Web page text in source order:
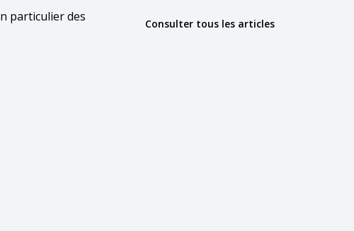
particulier des
Consulter tous les articles